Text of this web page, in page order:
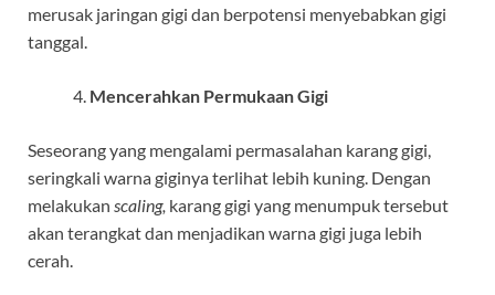
merusak jaringan gigi dan berpotensi menyebabkan gigi
tanggal.
Mencerahkan Permukaan Gigi
Seseorang yang mengalami permasalahan karang gigi,
seringkali warna giginya terlihat lebih kuning. Dengan
melakukan scaling, karang gigi yang menumpuk tersebut
akan terangkat dan menjadikan warna gigi juga lebih
cerah.